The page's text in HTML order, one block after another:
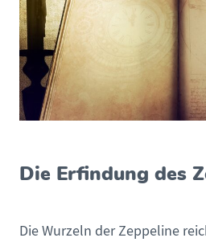
Die Erfindung des
Die Wurzeln der Zeppeline